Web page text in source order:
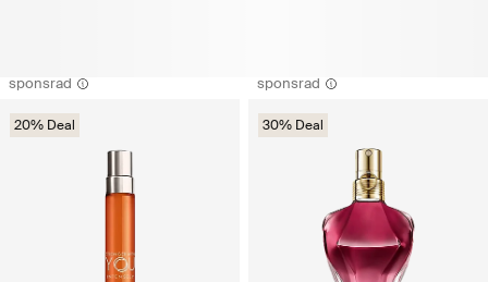
sponsrad
20% Deal
sponsrad
30% Deal